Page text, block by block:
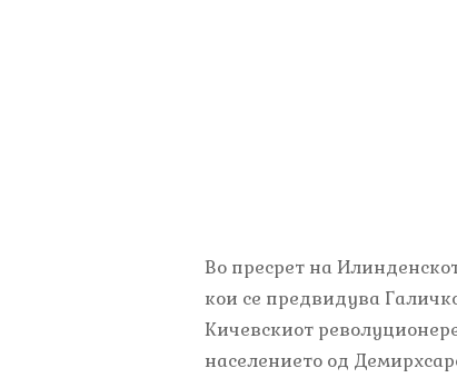
Во пресрет на
кои се предвидува
Кичевскиот
населението од